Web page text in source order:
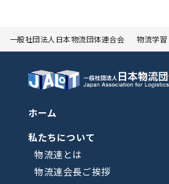
一般社団法人日本物流団体連合会 物流学
ホーム
私たちについて
物流連とは
物流連会長ご挨拶